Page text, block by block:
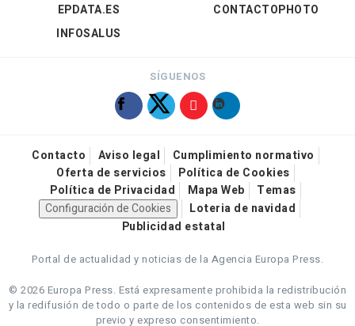
EPDATA.ES
INFOSALUS
CONTACTOPHOTO
SÍGUENOS
Contacto Aviso legal
Cumplimiento normativo
Oferta de servicios
Política de Cookies
Política de Privacidad
Mapa Web
Temas
Configuración de Cookies
Loteria de navidad
Publicidad estatal
Portal de actualidad y noticias de la Agencia Europa Press.
© 2026 Europa Press. Está expresamente prohibida la redistribución
y la redifusión de todo o parte de los contenidos de esta web sin su
previo y expreso consentimiento.